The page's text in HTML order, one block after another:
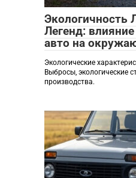
Экологичность
Легенд:
авто на
Экологические
Выбросы, экологические
производства.